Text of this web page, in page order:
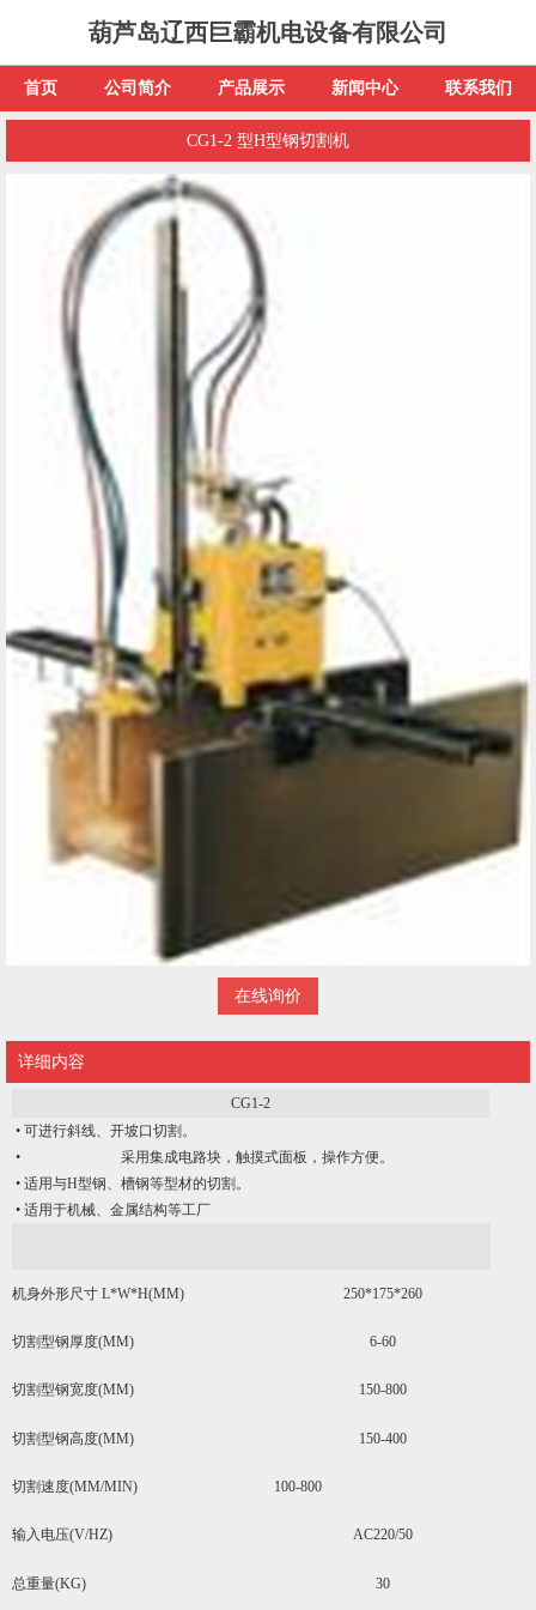
葫芦岛辽西巨霸机电设备有限公司
首页 公司简介 产品展示 新闻中心 联系我们
CG1-2 型H型钢切割机
在线询价
详细内容
CG1-2
• 可进行斜线、开坡口切割。
•
采用集成电路块，触摸式面板，操作方便。
• 适用与H型钢、槽钢等型材的切割。
• 适用于机械、金属结构等工厂
机身外形尺寸 L*W*H(MM) 250*175*260
切割型钢厚度(MM) 6-60
切割型钢宽度(MM) 150-800
切割型钢高度(MM) 150-400
切割速度(MM/MIN) 100-800
输入电压(V/HZ) AC220/50
总重量(KG) 30